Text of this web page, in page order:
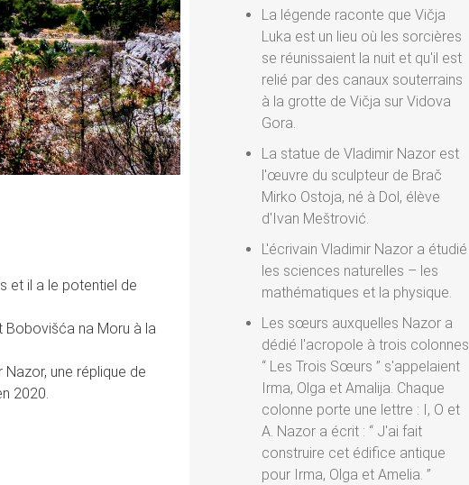
et il a le potentiel de
Bobovišća na Moru à la
une réplique de
2020.
La légende raconte que Vičja
Luka est un lieu où les sorcières
se réunissaient la nuit et qu'il est
relié par des canaux souterrains
à la grotte de Vičja sur Vidova
Gora.
La statue de Vladimir Nazor est
l'œuvre du sculpteur de Brač
Mirko Ostoja, né à Dol, élève
d'Ivan Meštrović.
L'écrivain Vladimir Nazor a étudié
les sciences naturelles – les
mathématiques et la physique.
Les sœurs auxquelles Nazor a
dédié l'acropole à trois colonnes
“ Les Trois Sœurs ” s'appelaient
Irma, Olga et Amalija. Chaque
colonne porte une lettre : I, O et
A. Nazor a écrit : “ J'ai fait
construire cet édifice antique
pour Irma, Olga et Amelia. ”